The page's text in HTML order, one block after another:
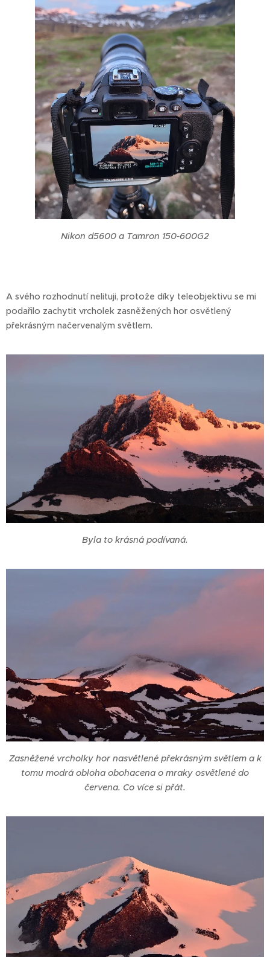
Nikon d5600 a Tamron 150-600G2
A svého rozhodnutí nelituji, protože díky teleobjektivu se mi
podařilo zachytit vrcholek zasněžených hor osvětlený
překrásným načervenalým světlem.
Byla to krásná podívaná.
Zasněžené vrcholky hor nasvětlené překrásným světlem a k
tomu modrá obloha obohacena o mraky osvětlené do
červena. Co více si přát.